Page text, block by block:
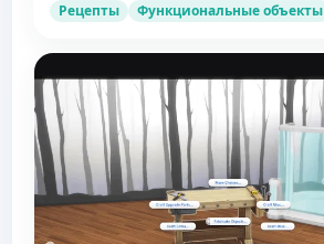
Рецепты Функциональные объекты